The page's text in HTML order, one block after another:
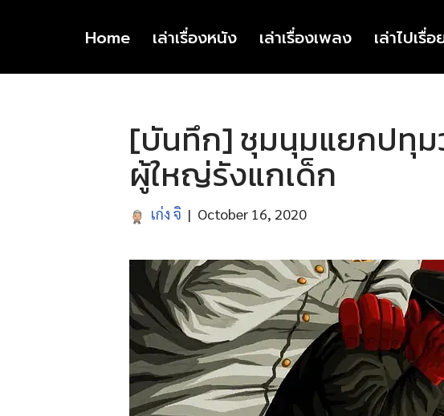
to
Home เล่าเรื่องหนัง เล่าเรื่องเพลง เล่าไปเรื่อ
[บันทึก] ชุมนุมแยกปทุม
ผู้ใหญ่รังแกเด็ก
เก่ง จิ October 16, 2020